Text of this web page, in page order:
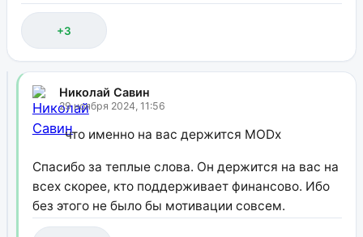
+3
Николай Савин
29 ноября 2024, 11:56
что именно на вас держится MODx
Спасибо за теплые слова. Он держится на вас на
всех скорее, кто поддерживает финансово. Ибо
без этого не было бы мотивации совсем.